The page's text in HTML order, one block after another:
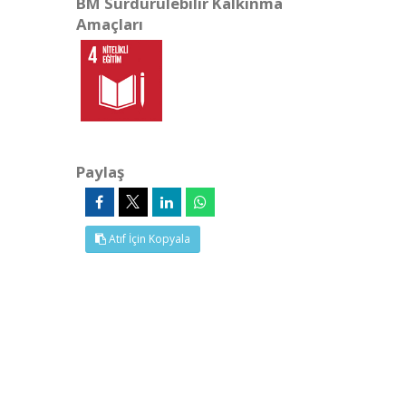
Amaçları
Paylaş
Atıf İçin Kopyala